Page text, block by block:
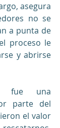
asegura
no se
a punta de
proceso le
y abrirse
fue una
parte del
el valor